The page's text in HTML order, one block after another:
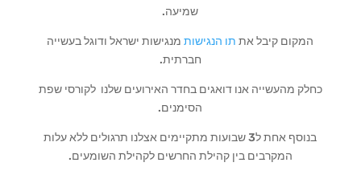
שמיעה.
המקום קיבל את תו הנגישותמנגישות ישראל ודוגל בעשייה
חברתית.
כחלק מהעשייה אנו דואגים בחדר האירועים שלנו לקורסי שפת
הסימנים.
בנוסף אחת ל3 שבועות מתקיימים אצלנו תרגולים ללא עלות
המקרבים בין קהילת החרשים לקהילת השומעים.